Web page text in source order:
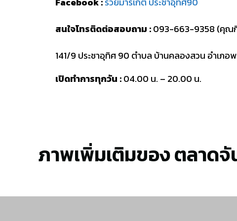
สนใจโทรติดต่อสอบถาม :093-663-9358 (คุณ
141/9 ประชาอุทิศ 90 ตำบล บ้านคลองสวน อำเภอ
เปิดทำการทุกวัน :04.00 น. – 20.00 น.
ภาพเพิ่มเติมของ ตลาดจั